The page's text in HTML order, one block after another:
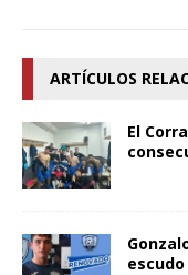
ARTÍCULOS
El
escudo